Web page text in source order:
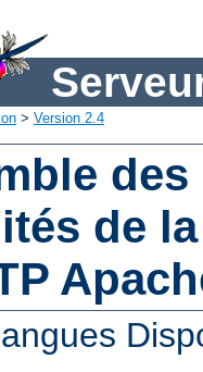
> Version 2.4
de